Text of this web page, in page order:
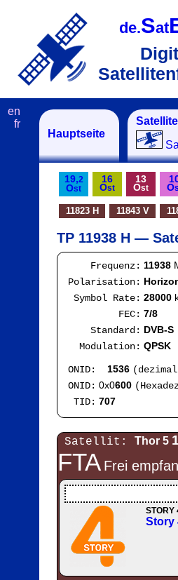
de.Sat
Hauptseite
en
fr
19,2
Ost
16
Ost
13
Ost O
11823 H 11843 V
TP 11938 H —
Frequenz: 11938
Polarisation:
Symbol Rate: 28000
FEC: 7/8
Standard: DVB-S
Modulation: QPSK
ONID: 1536
ONID: 0x0600
TID: 707
Satellit: Thor 5
FTA Frei
STORY
Story